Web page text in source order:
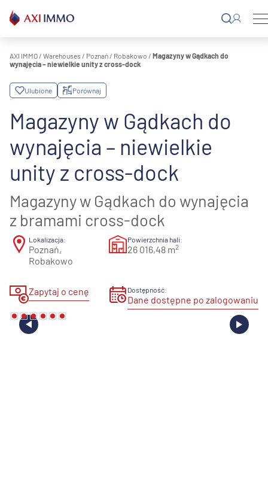
do
treści
AXI IMMO / Warehouses / Poznań / Robakowo / Magazyny w Gądkach do
wynajęcia – niewielkie unity z cross-dock
Ulubione Porównaj
Magazyny w Gądkach do
wynajęcia – niewielkie
unity z cross-dock
Magazyny w Gądkach do wynajęcia
z bramami cross-dock
Lokalizacja:
Poznań,
Robakowo
Powierzchnia hali:
26 016,48 m2
Zapytaj o cenę Dostępność:
Dane dostępne po zalogowaniu